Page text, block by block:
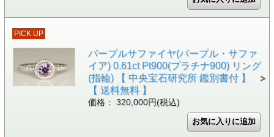
PICK UP
パープルサファイヤ(パープル・サファ
イア) 0.61ct Pt900(プラチナ900) リング
(指輪) 【 中央宝石研究所 鑑別書付 】
【 送料無料 】
価格： 320,000円(税込)